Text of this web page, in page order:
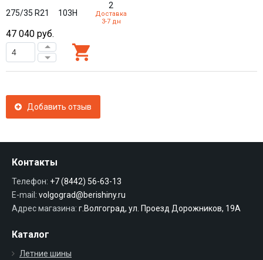
275/35 R21 103H
2
Доставка
3-7 дн
47 040 руб.
Добавить отзыв
Контакты
Телефон: +7 (8442) 56-63-13
E-mail: volgograd@berishiny.ru
Адрес магазина: г.Волгоград, ул. Проезд Дорожников, 19А
Каталог
Летние шины